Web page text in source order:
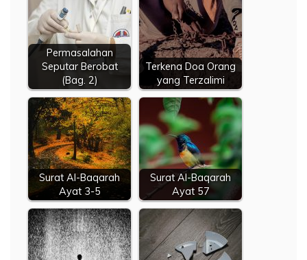
Permasalahan
Seputar Berobat
(Bag. 2)
Terkena Doa Orang
yang Terzalimi
Surat Al-Baqarah
Ayat 3-5
Surat Al-Baqarah
Ayat 57